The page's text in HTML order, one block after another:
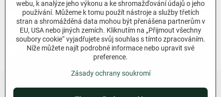
Odebírat
Chci se přihlásit k odběru novinek e-mailem.
webu, k analýze jeho výkonu a ke shromažďování údajů o jeho
používání. Můžeme k tomu použít nástroje a služby třetích
stran a shromážděná data mohou být přenášena partnerům v
EU, USA nebo jiných zemích. Kliknutím na „Přijmout všechny
soubory cookie“ vyjadřujete svůj souhlas s tímto zpracováním.
Níže můžete najít podrobné informace nebo upravit své
preference.
Zásady ochrany soukromí